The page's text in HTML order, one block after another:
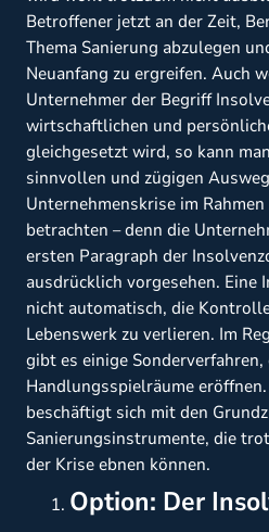
Betroffener jetzt an der Zeit,
Thema Sanierung abzulegen
Neuanfang zu ergreifen. Auch
Unternehmer der Begriff
wirtschaftlichen und
gleichgesetzt wird, so kann
sinnvollen und zügigen
Unternehmenskrise im
betrachten – denn die
ersten Paragraph der
ausdrücklich vorgesehen. Eine
nicht automatisch, die
Lebenswerk zu verlieren. Im
gibt es einige
Handlungsspielräume
beschäftigt sich mit den
Sanierungsinstrumente, die
der Krise ebnen können.
Option: Der